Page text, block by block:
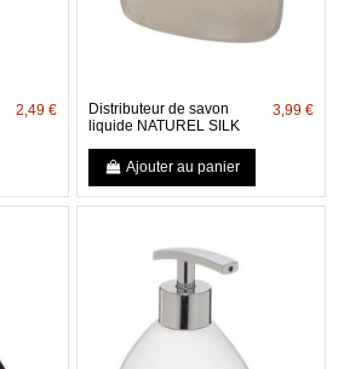
2,49 €
Distributeur de savon
liquide NATUREL SILK
3,99 €
Ajouter au panier